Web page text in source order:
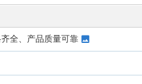
全、产品质量可靠